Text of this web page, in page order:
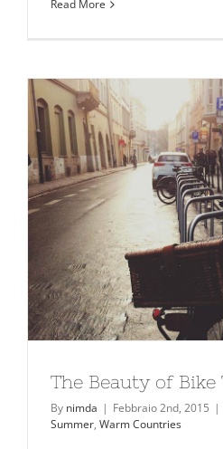
Read More
The Beauty of
By nimda | Febbraio 2nd, 2015 |
Summer, Warm Countries